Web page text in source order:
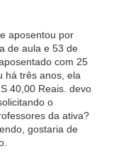
aposentou por
de aula e 53 de
com 25
há três anos, ela
40,00 Reais. devo
o
da ativa?
gostaria de